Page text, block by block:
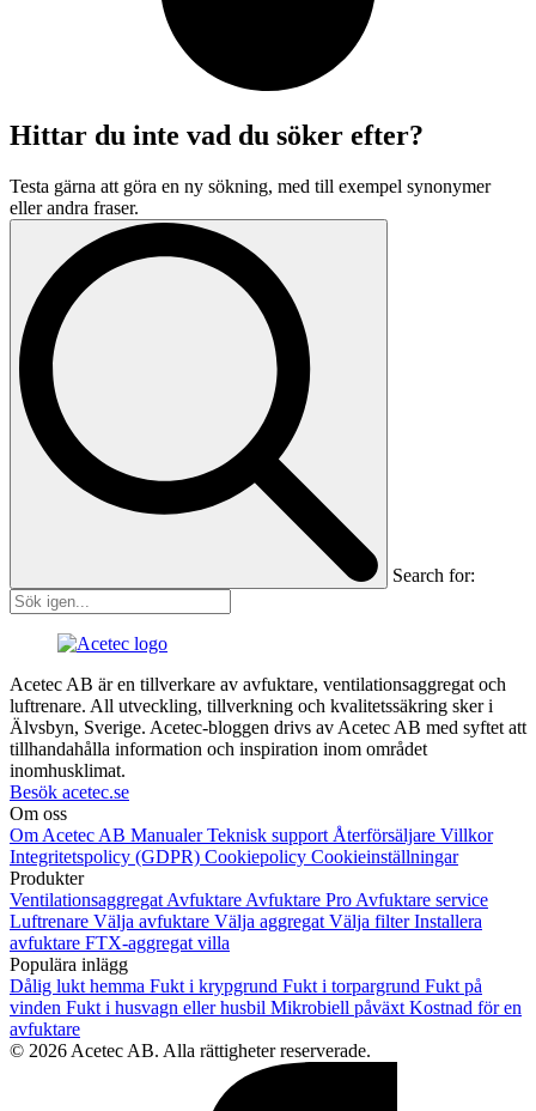
Hittar du inte vad du söker efter?
Testa gärna att göra en ny sökning, med till exempel synonymer
eller andra fraser.
Search for:
Acetec AB är en tillverkare av avfuktare, ventilationsaggregat och
luftrenare. All utveckling, tillverkning och kvalitetssäkring sker i
Älvsbyn, Sverige. Acetec-bloggen drivs av Acetec AB med syftet att
tillhandahålla information och inspiration inom området
inomhusklimat.
Besök acetec.se
Om oss
Om Acetec AB ManualerTeknisk support Återförsäljare Villkor
Integritetspolicy (GDPR) Cookiepolicy Cookieinställningar
Produkter
Ventilationsaggregat Avfuktare Avfuktare Pro Avfuktare service
Luftrenare Välja avfuktare Välja aggregat Välja filterInstallera
avfuktare FTX-aggregat villa
Populära inlägg
Dålig lukt hemma Fukt i krypgrund Fukt i torpargrund Fukt på
vinden Fukt i husvagn eller husbil Mikrobiell påväxt Kostnad för en
avfuktare
© 2026 Acetec AB. Alla rättigheter reserverade.